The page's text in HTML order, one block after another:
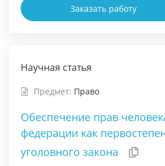
Заказать работу
Научная статья
Предмет: Право
Обеспечение прав
федерации как
уголовного закона